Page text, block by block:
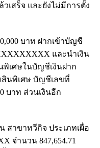
เสร็จ และยังไม่มีการตั้ง
บาท ฝากเข้าบัญชี
และนำเงิน
พิเศษในบัญชีเงินฝาก
นพิเศษ บัญชีเลขที่
บาท ส่วนเงินอีก
สาขาทวีกิจ ประเภทเผื่อ
จำนวน 847,654.71